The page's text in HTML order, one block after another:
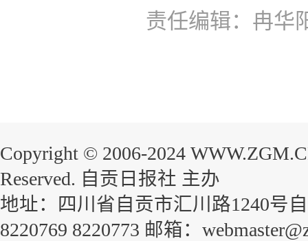
责任编辑：冉华
Copyright © 2006-2024
Reserved. 自贡日报社 主办
地址：四川省自贡市汇川路1240号
8220769 8220773 邮箱：